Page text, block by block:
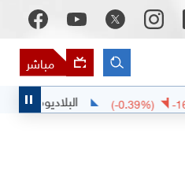
مباشر
البلاديوم 1370.25
6.8489